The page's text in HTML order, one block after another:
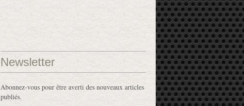
Newsletter
Abonnez-vous pour être averti des nouveaux articles
publiés.